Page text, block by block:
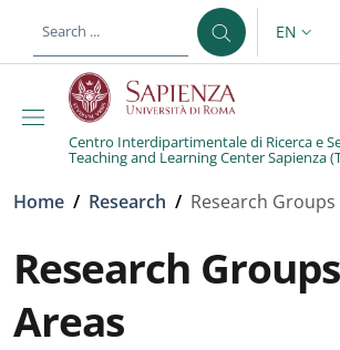
EN
Centro Interdipartimentale di Ricerca e
Teaching and Learning Center Sapienza
Breadcrumb
Home / Research / Research
Research
Areas